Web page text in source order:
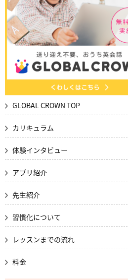
GLOBAL CROWN TOP
カリキュラム
体験インタビュー
アプリ紹介
先生紹介
習慣化について
レッスンまでの流れ
料金